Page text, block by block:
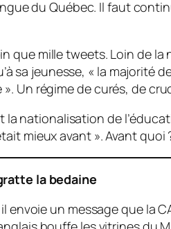
du Québec. Il faut
mille tweets. Loin de
sa jeunesse, « la
Un régime de curés, de
nationalisation de
mieux avant ». Avant quoi
la bedaine
un message que la